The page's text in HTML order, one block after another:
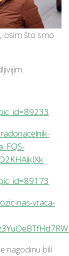
osim što smo
nas-vraca-
nagodinu bili